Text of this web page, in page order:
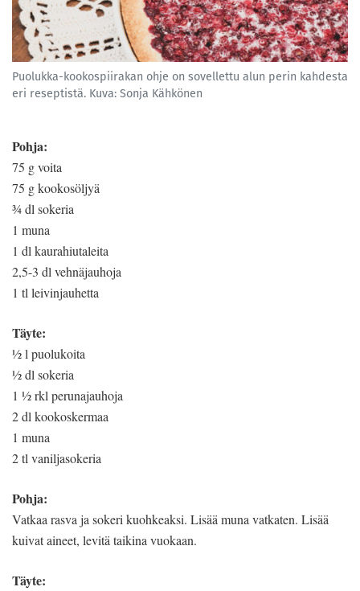
Puolukka-kookospiirakan ohje on sovellettu alun perin kahdesta
eri reseptistä. Kuva: Sonja Kähkönen
Pohja:
75 g voita
75 g kookosöljyä
¾ dl sokeria
1 muna
1 dl kaurahiutaleita
2,5-3 dl vehnäjauhoja
1 tl leivinjauhetta
Täyte:
½ l puolukoita
½ dl sokeria
1 ½ rkl perunajauhoja
2 dl kookoskermaa
1 muna
2 tl vaniljasokeria
Pohja:
Vatkaa rasva ja sokeri kuohkeaksi. Lisää muna vatkaten. Lisää
kuivat aineet, levitä taikina vuokaan.
Täyte: